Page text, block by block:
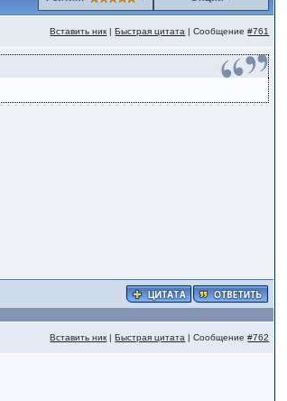
Вставить ник |Быстрая цитата | Сообщение#761
Вставить ник |Быстрая цитата | Сообщение#762